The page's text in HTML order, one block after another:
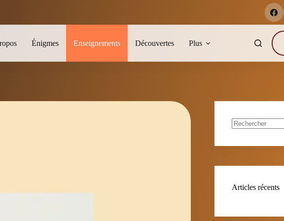
Énigmes Enseignements Découvertes Plus
Articles récents